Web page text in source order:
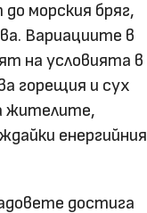
морския бряг,
Вариациите в
на условията в
горещия и сух
жителите,
енергийния
достига